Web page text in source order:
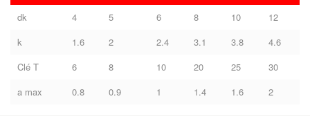
dk
4 5 6 8 10
12
k
1.6 2 2.4 3.1 3.8
4.6
Clé T
6 8 10 20 25
30
a max
0.8 0.9 1 1.4 1.6 2